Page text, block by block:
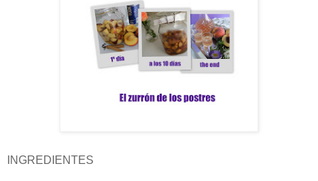
INGREDIENTES